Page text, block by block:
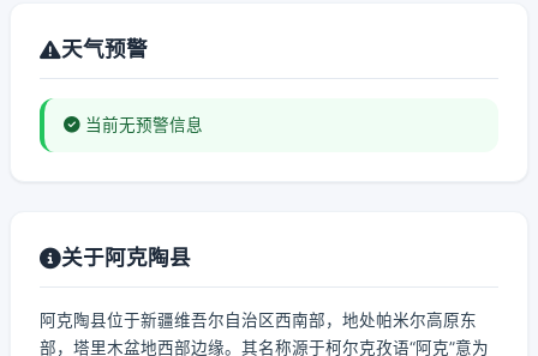
天气预警
当前无预警信息
关于阿克陶县
阿克陶县位于新疆维吾尔自治区西南部，地处帕米尔高原东
部，塔里木盆地西部边缘。其名称源于柯尔克孜语“阿克”意为